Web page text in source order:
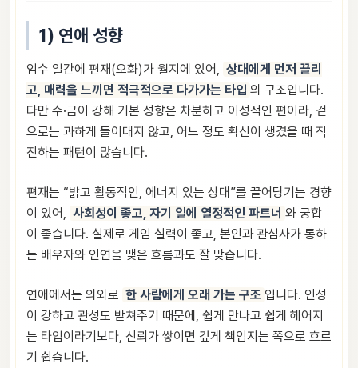
1) 연애 성향
임수 일간에 편재(오화)가 월지에 있어, 상대에게 먼저 끌리
고, 매력을 느끼면 적극적으로 다가가는 타입 의 구조입니다.
다만 수·금이 강해 기본 성향은 차분하고 이성적인 편이라, 겉
으로는 과하게 들이대지 않고, 어느 정도 확신이 생겼을 때 직
진하는 패턴이 많습니다.
편재는 “밝고 활동적인, 에너지 있는 상대”를 끌어당기는 경향
이 있어, 사회성이 좋고, 자기 일에 열정적인 파트너 와 궁합
이 좋습니다. 실제로 게임 실력이 좋고, 본인과 관심사가 통하
는 배우자와 인연을 맺은 흐름과도 잘 맞습니다.
연애에서는 의외로 한 사람에게 오래 가는 구조 입니다. 인성
이 강하고 관성도 받쳐주기 때문에, 쉽게 만나고 쉽게 헤어지
는 타입이라기보다, 신뢰가 쌓이면 깊게 책임지는 쪽으로 흐르
기 쉽습니다.